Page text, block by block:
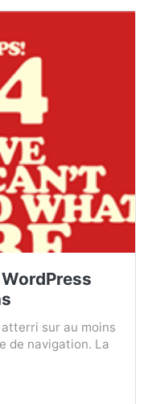
sur au moins
de navigation. La